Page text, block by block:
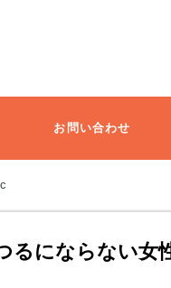
お問い合わせ
るにならない女